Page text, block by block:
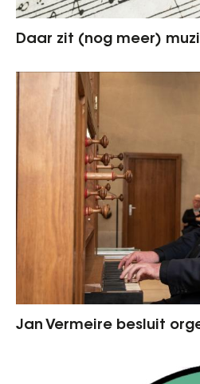
Daar zit (nog meer)
Jan Vermeire besluit